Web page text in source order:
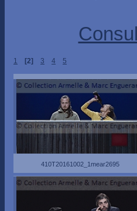
1 [2] 3 4 5
410T20161002_1mear2695